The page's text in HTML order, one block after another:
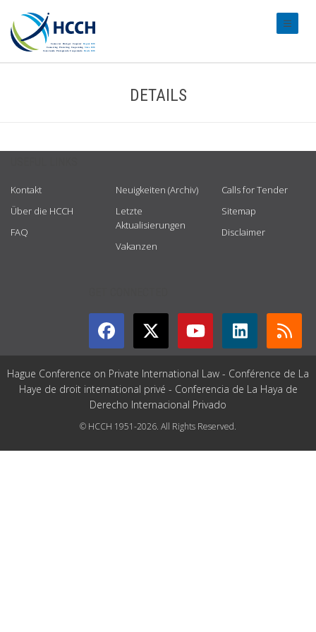
DETAILS
Kontakt
Über die HCCH
FAQ
Neuigkeiten (Archiv)
Letzte
Aktualisierungen
Vakanzen
Calls for Tender
Sitemap
Disclaimer
Hague Conference on Private International Law - Conférence de La
Haye de droit international privé - Conferencia de La Haya de
Derecho Internacional Privado
© HCCH 1951-2026. All Rights Reserved.